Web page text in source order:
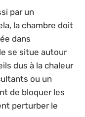
par un
la chambre doit
dans
se situe autour
dus à la chaleur
ou un
de bloquer les
perturber le